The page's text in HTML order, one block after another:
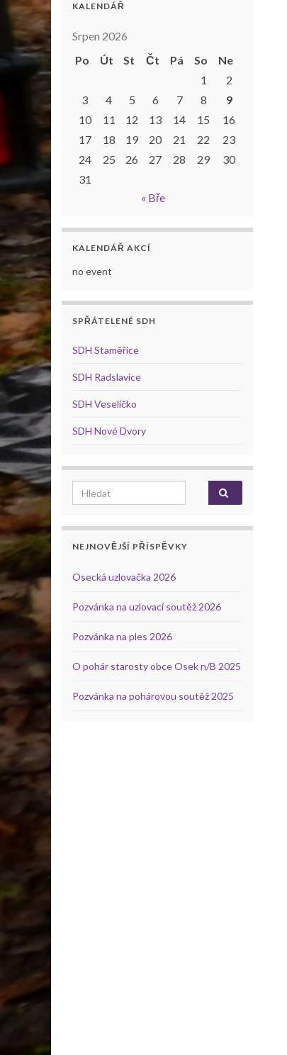
KALENDÁŘ
Srpen 2026
Po
Út St Čt Pá So
Ne
1
2
3
4 5 6 7 8
9
10
11 12 13 14 15
16
17
18 19 20 21 22
23
24
25 26 27 28 29
30
31
« Bře
KALENDÁŘ AKCÍ
no event
SPŘÁTELENÉ SDH
SDH Staměřice
SDH Radslavice
SDH Veselíčko
SDH Nové Dvory
Search for:
NEJNOVĚJŠÍ PŘÍSPĚVKY
Osecká uzlovačka 2026
Pozvánka na uzlovací soutěž 2026
Pozvánka na ples 2026
O pohár starosty obce Osek n/B 2025
Pozvánka na pohárovou soutěž 2025